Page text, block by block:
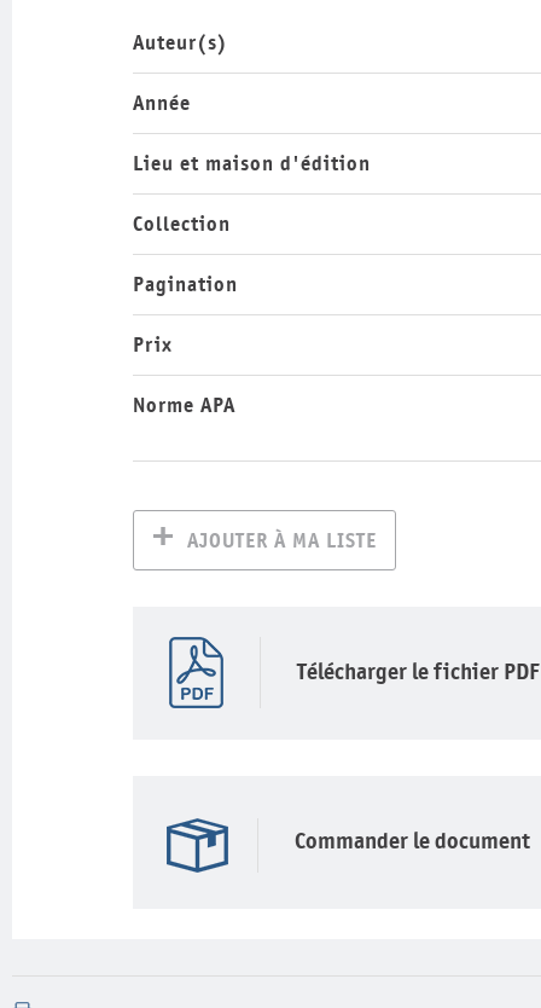
Auteur(s)
Année
Lieu et maison d'édition
Collection
Pagination
Prix
Norme APA
AJOUTER À MA LISTE
Télécharger le fichier PDF
Commander le document